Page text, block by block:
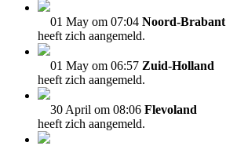
01 May om 07:04 Noord-Brabant
heeft zich aangemeld.
01 May om 06:57 Zuid-Holland
heeft zich aangemeld.
30 April om 08:06 Flevoland
heeft zich aangemeld.